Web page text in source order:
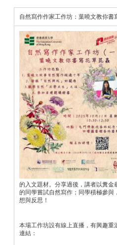
自然寫作作家工作坊：葉曉文教你書
的入文題材。分享過後，講者以糞
的同學嘗試自然寫作；同學積極參
想與反思！
本場工作坊設有線上直播，有興趣
連結：